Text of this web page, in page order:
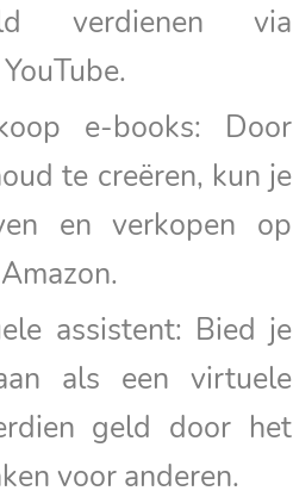
verdienen via
e-books: Door
te creëren, kun je
en verkopen op
assistent: Bied je
als een virtuele
geld door het
voor anderen.